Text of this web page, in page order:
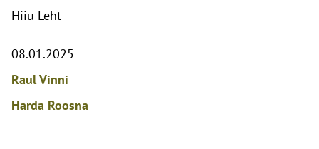
Hiiu Leht
08.01.2025
Raul Vinni
Harda Roosna